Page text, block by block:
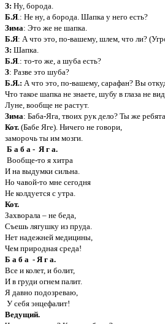
З: Ну, борода.
Б.Я .: Не ну, а борода. Шапка у него есть?
Зима: Это же не шапка.
Б.Я: А что это, по-вашему, шлем, что ли?
З: Шапка.
Б.Я .: то-то же, а шуба есть?
З: Разве это шуба?
Б.Я.: А что это, по-вашему, сарафан? Вы
Что такое шапка не знаете, шубу в глаза не
Луне, вообще не растут.
Зима: Баба-Яга, твоих рук дело? Ты же
Кот. (Бабе Яге). Ничего не говори,
заморочь ты им мозги.
Б а б а - Я г а.
Вообще-то я хитра
И на выдумки сильна.
Но чавой-то мне сегодня
Не колдуется с утра.
Кот.
Захворала – не беда,
Съешь лягушку из пруда.
Нет надежней медицины,
Чем природная среда!
Б а б а - Я г а.
Все и колет, и болит,
И в груди огнем палит.
Я давно подозреваю,
У себя энцефалит!
Ведущий.